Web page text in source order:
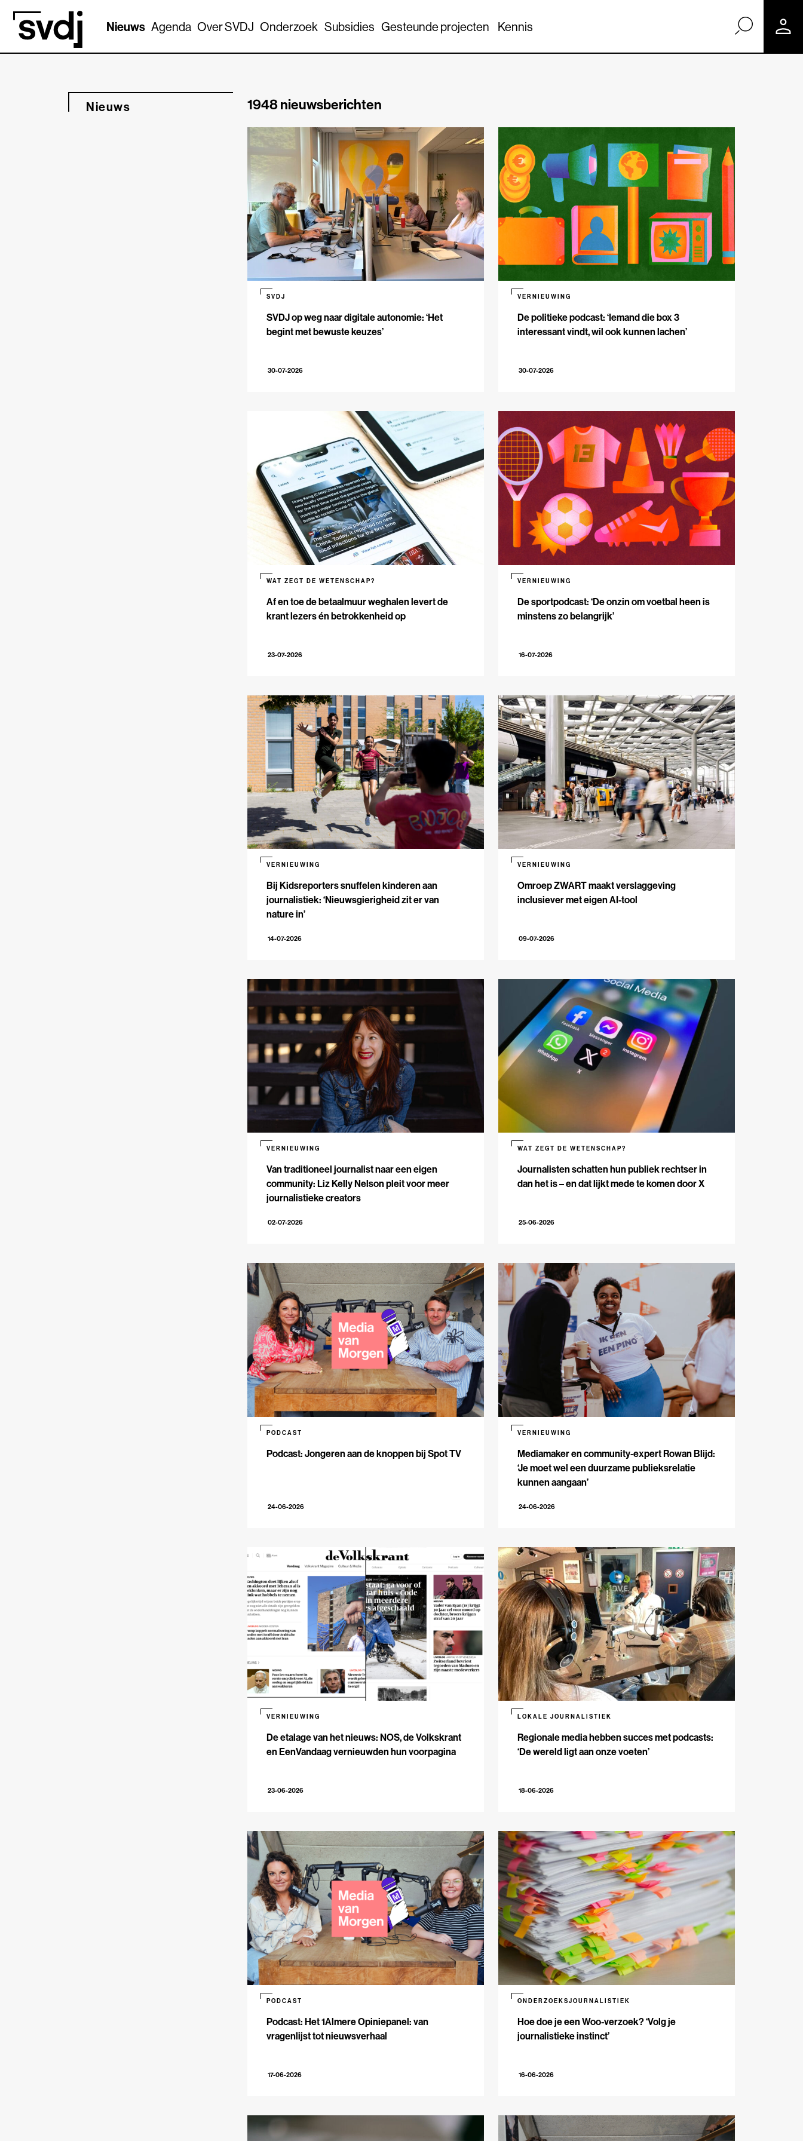
Naar hoofdinhoud
Nieuws Agenda Over SVDJ Onderzoek Subsidies Gesteunde projecten Kennis
Nieuws 1948 nieuwsberichten
SVDJ op weg naar digitale autonomie: ‘Het
begint met bewuste keuzes’
SVDJ
30-07-2026
De politieke podcast: ‘Iemand die box 3
interessant vindt, wil ook kunnen lachen’
VERNIEUWING
30-07-2026
Af en toe de betaalmuur weghalen levert de
krant lezers én betrokkenheid op
WAT ZEGT DE WETENSCHAP?
23-07-2026
De sportpodcast: ‘De onzin om voetbal heen is
minstens zo belangrijk’
VERNIEUWING
16-07-2026
Bij Kidsreporters snuffelen kinderen aan
journalistiek: ‘Nieuwsgierigheid zit er van
nature in’
VERNIEUWING
14-07-2026
Omroep ZWART maakt verslaggeving
inclusiever met eigen AI-tool
VERNIEUWING
09-07-2026
Van traditioneel journalist naar een eigen
community: Liz Kelly Nelson pleit voor meer
journalistieke creators
VERNIEUWING
02-07-2026
Journalisten schatten hun publiek rechtser in
dan het is – en dat lijkt mede te komen door X
WAT ZEGT DE WETENSCHAP?
25-06-2026
Podcast: Jongeren aan de knoppen bij Spot TV
PODCAST
24-06-2026
Mediamaker en community-expert Rowan Blijd:
‘Je moet wel een duurzame publieksrelatie
kunnen aangaan’
VERNIEUWING
24-06-2026
De etalage van het nieuws: NOS, de Volkskrant
en EenVandaag vernieuwden hun voorpagina
VERNIEUWING
23-06-2026
Regionale media hebben succes met podcasts:
‘De wereld ligt aan onze voeten’
LOKALE JOURNALISTIEK
18-06-2026
Podcast: Het 1Almere Opiniepanel: van
vragenlijst tot nieuwsverhaal
PODCAST
17-06-2026
Hoe doe je een Woo-verzoek? ‘Volg je
journalistieke instinct’
ONDERZOEKSJOURNALISTIEK
16-06-2026